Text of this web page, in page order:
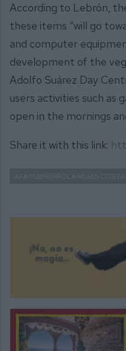
According to Lebrón,
these items “will go
and computer
development of the
Adolfo Suárez Day
users activities such as
open in the mornings
Share it with this link: